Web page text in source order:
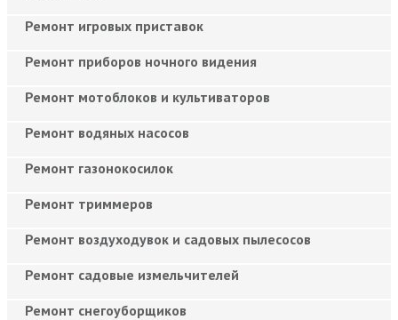
Ремонт игровых приставок
Ремонт приборов ночного видения
Ремонт мотоблоков и культиваторов
Ремонт водяных насосов
Ремонт газонокосилок
Ремонт триммеров
Ремонт воздуходувок и садовых пылесосов
Ремонт садовые измельчителей
Ремонт снегоуборщиков